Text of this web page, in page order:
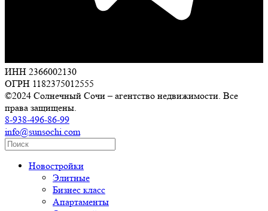
ИНН 2366002130
ОГРН 1182375012555
©2024 Солнечный Сочи – агентство недвижимости. Все
права защищены.
8-938-496-86-99
info@sunsochi.com
Новостройки
Элитные
Бизнес класс
Апартаменты